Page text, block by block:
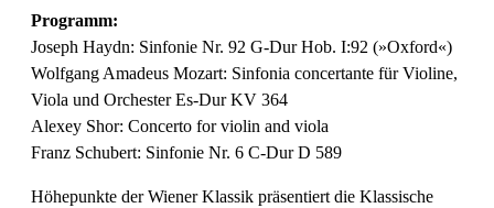
Programm:
Joseph Haydn: Sinfonie Nr. 92 G-Dur Hob. I:92 (»Oxford«)
Wolfgang Amadeus Mozart: Sinfonia concertante für Violine,
Viola und Orchester Es-Dur KV 364
Alexey Shor: Concerto for violin and viola
Franz Schubert: Sinfonie Nr. 6 C-Dur D 589
Höhepunkte der Wiener Klassik präsentiert die Klassische